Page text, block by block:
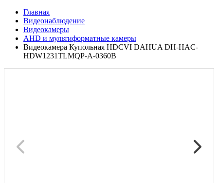
Главная
Видеонаблюдение
Видеокамеры
AHD и мультиформатные камеры
Видеокамера Купольная HDCVI DAHUA DH-HAC-
HDW1231TLMQP-A-0360B